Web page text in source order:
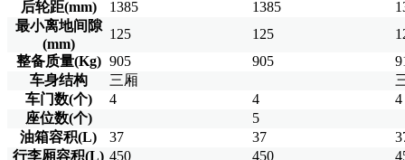
后轮距(mm)
1385 1385
最小离地间隙
(mm)
125 125
整备质量(Kg) 905 905
车身结构
三厢
车门数(个)
4 4
4
座位数(个)
5
油箱容积(L)
37 37
行李厢容积(L) 450 450